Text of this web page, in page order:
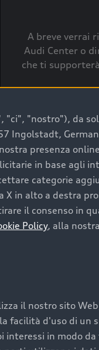
A breve verrai
Audi Center o
che ti
sicuro, è
Prima Scelta
nel tempo;
"ci", "nostro"), da
Ingolstadt,
presenza online
in base agli
categorie
in alto a destra
il consenso in
Policy, alla nostra
il nostro sito
facilità d'uso di un
interessi in modo